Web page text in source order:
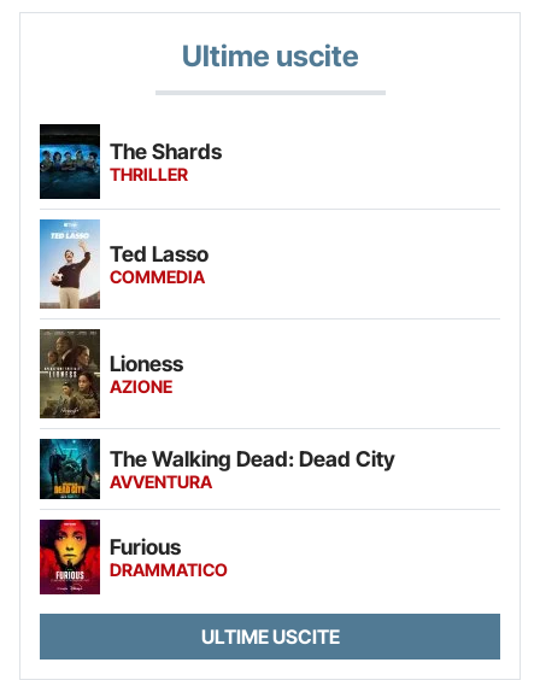
Ultime uscite
The Shards
THRILLER
Ted Lasso
COMMEDIA
Lioness
AZIONE
The Walking Dead: Dead City
AVVENTURA
Furious
DRAMMATICO
ULTIME USCITE